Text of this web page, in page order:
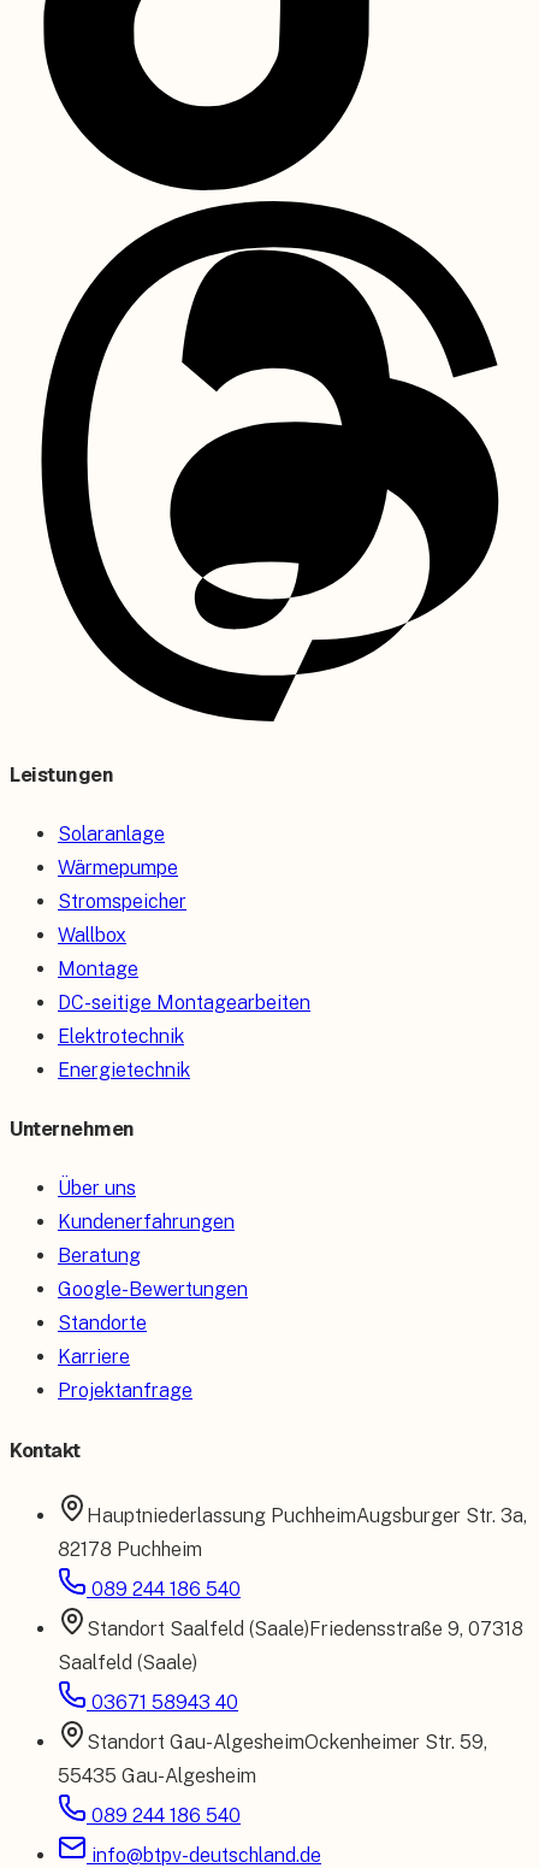
Leistungen
Solaranlage
Wärmepumpe
Stromspeicher
Wallbox
Montage
DC-seitige Montagearbeiten
Elektrotechnik
Energietechnik
Unternehmen
Über uns
Kundenerfahrungen
Beratung
Google-Bewertungen
Standorte
Karriere
Projektanfrage
Kontakt
Hauptniederlassung PuchheimAugsburger Str. 3a,
82178 Puchheim
089 244 186 540
Standort Saalfeld (Saale)Friedensstraße 9, 07318
Saalfeld (Saale)
03671 58943 40
Standort Gau-AlgesheimOckenheimer Str. 59,
55435 Gau-Algesheim
089 244 186 540
info@btpv-deutschland.de